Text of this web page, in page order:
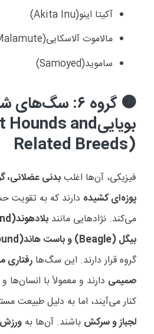
آکیتا اینو(Akita Inu)
مالاموت آلاسکایی
ساموید(Samoyed)
🟤
گروه ۶:
بویاییHounds and
Related Breeds)
فیزیکی، آن‌ها اغلببدنی عضلانی،
پوزه‌ای کشیده دارند که به
می‌کند. نژادهایی مانند بلادهوند
بیگل(Beagle)و باست هاند
گروه قرار دارند. این سگ‌ها رفتاری
صمیمی دارند و معمولاً با
کنار می‌آیند، اما به دلیل طبیعت
لجباز و سرکش باشند. آن‌ها به